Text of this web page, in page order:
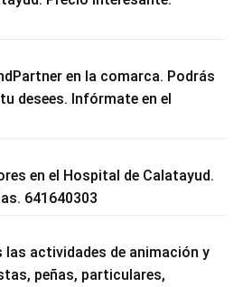
en la comarca. Podrás
desees. Infórmate en el
en el Hospital de Calatayud.
641640303
las actividades de animación y
peñas, particulares,